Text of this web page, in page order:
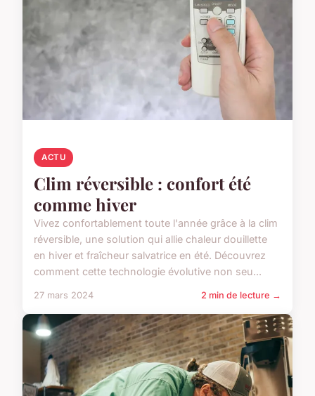
ACTU
Clim réversible : confort été
comme hiver
Vivez confortablement toute l'année grâce à la clim
réversible, une solution qui allie chaleur douillette
en hiver et fraîcheur salvatrice en été. Découvrez
comment cette technologie évolutive non seu...
27 mars 2024 2 min de lecture →